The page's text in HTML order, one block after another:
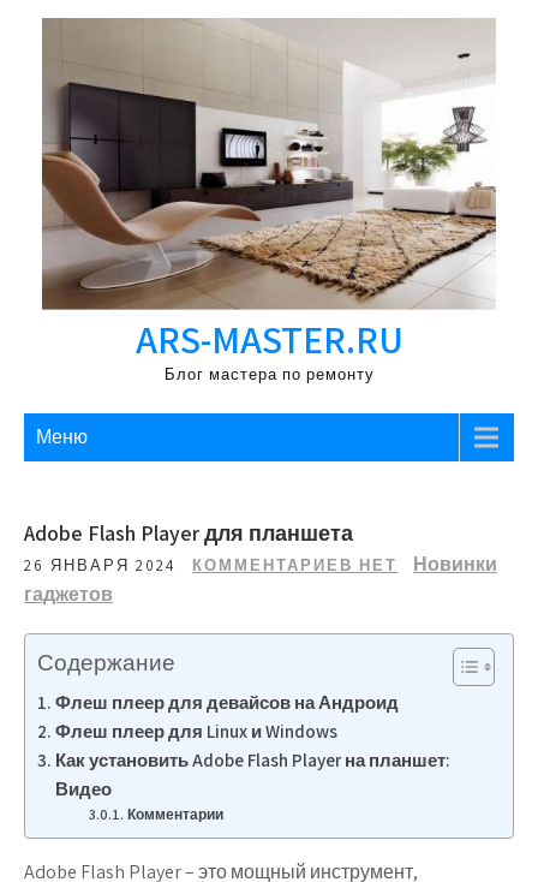
Перейти
ARS-MASTER.RU
Блог мастера по ремонту
Меню
Adobe Flash Player для планшета
26 ЯНВАРЯ 2024 КОММЕНТАРИЕВ НЕТ
Новинки
гаджетов
Содержание
Флеш плеер для девайсов на Андроид
Флеш плеер для Linux и Windows
Как установить Adobe Flash Player на планшет:
Видео
Комментарии
Adobe Flash Player – это мощный инструмент,